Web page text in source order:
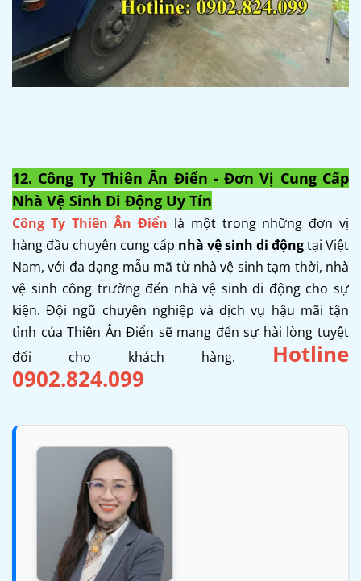
12. Công Ty Thiên Ân Điển - Đơn Vị Cung Cấp
Nhà Vệ Sinh Di Động Uy Tín
Công Ty Thiên Ân Điển là một trong những đơn vị
hàng đầu chuyên cung cấp nhà vệ sinh di độngtại Việt
Nam, với đa dạng mẫu mã từ nhà vệ sinh tạm thời, nhà
vệ sinh công trường đến nhà vệ sinh di động cho sự
kiện. Đội ngũ chuyên nghiệp và dịch vụ hậu mãi tận
tình của Thiên Ân Điển sẽ mang đến sự hài lòng tuyệt
đối cho khách hàng. Hotline
0902.824.099